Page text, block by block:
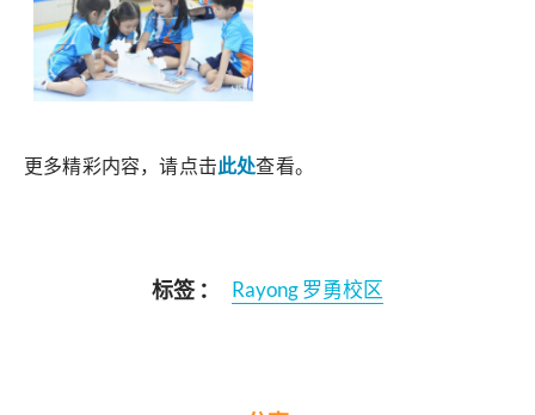
更多精彩内容，请点击此处查看。
标签 ： Rayong 罗勇校区